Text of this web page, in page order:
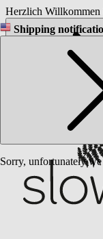
Shipping
Sorry, unfortunately
Herzlich